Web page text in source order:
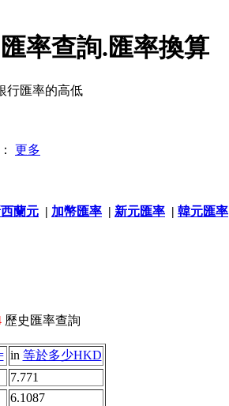
率查詢.匯率換算
行匯率的高低
更多
蘭元 | 加幣匯率 | 新元匯率 | 韓元匯率
歷史匯率查詢
in 等於多少HKD
7.771
6.1087